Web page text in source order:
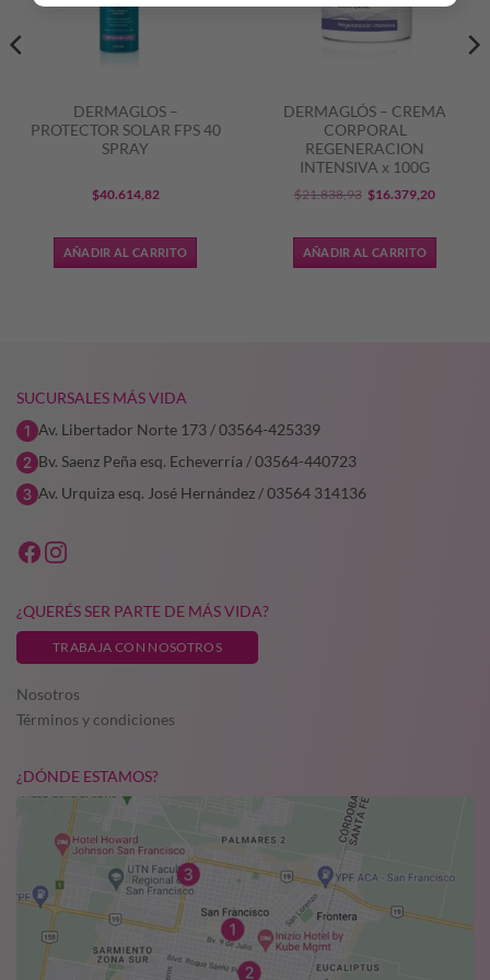
DERMAGLOS –
PROTECTOR SOLAR FPS 40
SPRAY
$40.614,82
AÑADIR AL CARRITO
DERMAGLÓS – CREMA
CORPORAL
REGENERACION
INTENSIVA x 100G
$21.838,93 El
original
era:
$16.379,20El
es:
AÑADIR AL CARRITO
SUCURSALES MÁS VIDA
Av. Libertador Norte 173 / 03564-425339
Bv. Saenz Peña esq. Echeverría / 03564-440723
Av. Urquiza esq. José Hernández / 03564 314136
¿QUERÉS SER PARTE DE MÁS VIDA?
TRABAJA CON NOSOTROS
Nosotros
Términos y condiciones
¿DÓNDE ESTAMOS?